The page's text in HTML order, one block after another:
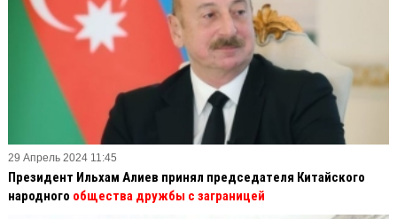
29 Апрель 2024 11:45
Президент Ильхам Алиев принял председателя Китайского
народного общества дружбы с заграницей